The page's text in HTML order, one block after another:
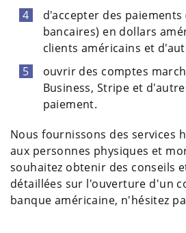
d'accepter des
bancaires) en dollars
clients américains et
ouvrir des comptes
Business, Stripe et
paiement.
Nous fournissons des services
aux personnes physiques et
souhaitez obtenir des conseils
détaillées sur l'ouverture d'un
banque américaine, n'hésitez